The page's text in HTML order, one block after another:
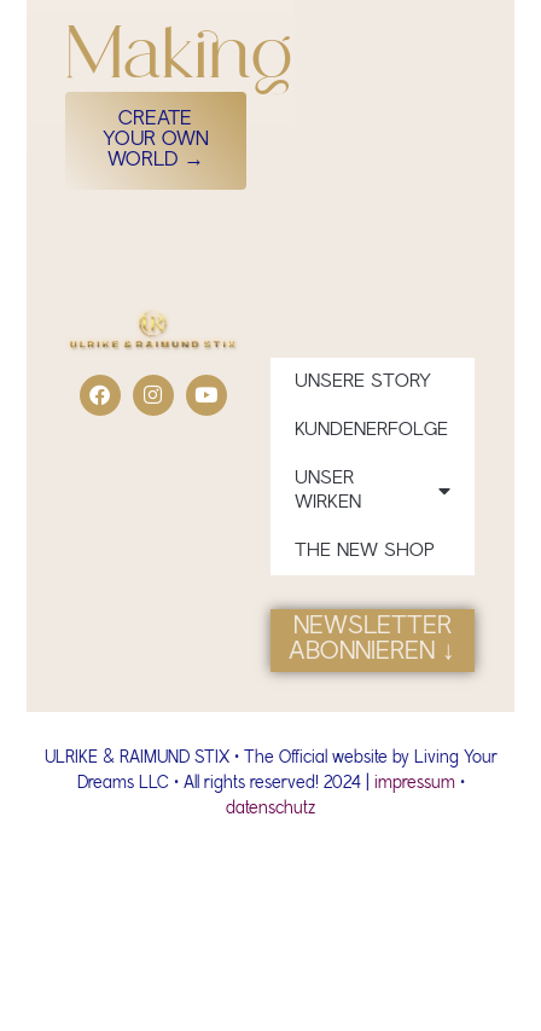
Making
CREATE
YOUR OWN
WORLD →
UNSERE STORY
KUNDENERFOLGE
UNSER
WIRKEN
THE NEW SHOP
NEWSLETTER
ABONNIEREN ↓
ULRIKE & RAIMUND STIX • The Official website by Living Your
Dreams LLC • All rights reserved! 2024 | impressum•
datenschutz